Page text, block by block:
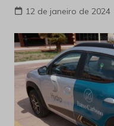
12 de janeiro de 2024